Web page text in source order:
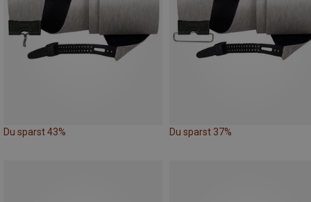
Du sparst 43% Du sparst 37%